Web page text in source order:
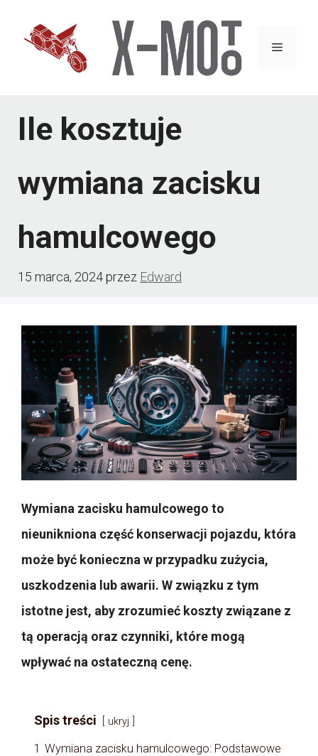
Menu
Ile kosztuje
wymiana zacisku
hamulcowego
15 marca, 2024przez Edward
Wymiana zacisku hamulcowego to
nieunikniona część konserwacji pojazdu, która
może być konieczna w przypadku zużycia,
uszkodzenia lub awarii. W związku z tym
istotne jest, aby zrozumieć koszty związane z
tą operacją oraz czynniki, które mogą
wpływać na ostateczną cenę.
Spis treści ukryj
1 Wymiana zacisku hamulcowego: Podstawowe